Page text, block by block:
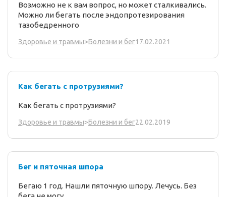
Возможно не к вам вопрос, но может сталкивались.
Можно ли бегать после эндопротезирования
тазобедренного
Здоровье и травмы>Болезни и бег17.02.2021
Как бегать с протрузиями?
Как бегать с протрузиями?
Здоровье и травмы>Болезни и бег22.02.2019
Бег и пяточная шпора
Бегаю 1 год. Нашли пяточную шпору. Лечусь. Без